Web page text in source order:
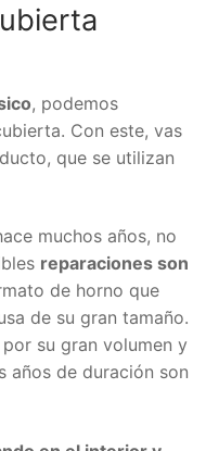
, podemos
Con este, vas
que se utilizan
muchos años, no
reparaciones son
de horno que
de su gran tamaño.
su gran volumen y
años de duración son